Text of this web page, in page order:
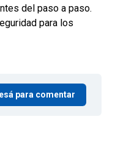
del paso a paso.
para los
para comentar